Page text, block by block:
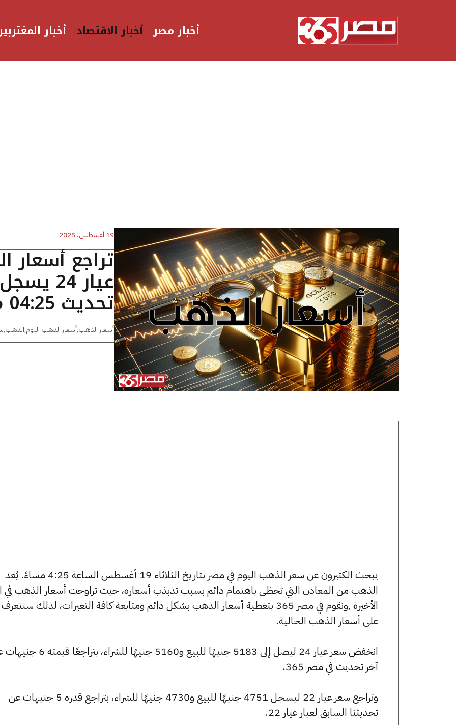
أخبار مصر أخبار الاقتصاد أخبار
19 أغسطس، 2025
تراجع
تحديث 04:25 مساءًا
أسعار الذهب,أسعار الذهب اليوم,الذهب,
يبحث الكثيرون عن سعر الذهب اليوم في مصر بتاريخ الثلاثاء 19 أغسطس الساعة 4:25 مساءً. يُعد
الذهب من المعادن التي تحظى باهتمام دائم بسبب تذبذب أسعاره، حيث تراوحت أسعار الذهب في
الأخيرة ,ونقوم في مصر 365 بتغطية أسعار الذهب بشكل دائم ومتابعة كافة التغيرات، لذلك
على أسعار الذهب الحالية.
انخفض سعر عيار 24 ليصل إلى 5183 جنيهًا للبيع و5160 جنيهًا للشراء،
آخر تحديث في مصر 365.
وتراجع سعر عيار 22 ليسجل 4751 جنيهًا للبيع و4730 جنيهًا للشراء، بتراجع قدره 5 جنيهات عن
تحديثنا السابق لعيار عيار 22.